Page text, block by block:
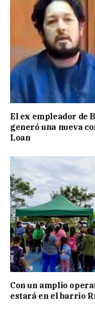
El ex empleador de
generó una nueva
Loan
Con un amplio
estará en el barrio